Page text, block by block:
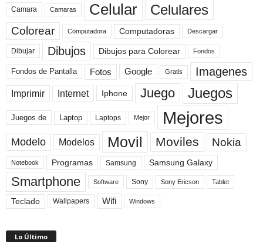
Camara Camaras Celular Celulares
Colorear Computadora Computadoras Descargar
Dibujar Dibujos Dibujos para Colorear Fondos
Fondos de Pantalla Fotos Google Gratis Imagenes
Imprimir Internet Iphone Juego Juegos
Juegos de Laptop Laptops Mejor Mejores
Modelo Modelos Movil Moviles Nokia
Notebook Programas Samsung Samsung Galaxy
Smartphone Software Sony Sony Ericson Tablet
Teclado Wallpapers Wifi Windows
Lo Último